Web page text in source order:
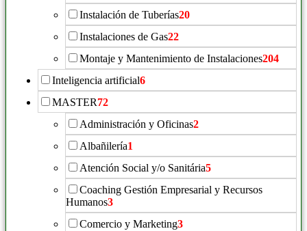
Instalación de Tuberías20
Instalaciones de Gas22
Montaje y Mantenimiento de Instalaciones204
Inteligencia artificial6
MASTER72
Administración y Oficinas2
Albañilería1
Atención Social y/o Sanitária5
Coaching Gestión Empresarial y Recursos
Humanos3
Comercio y Marketing3